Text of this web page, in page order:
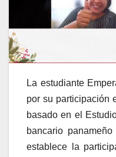
La estudiante
por su participación
basado en el
bancario
establece la